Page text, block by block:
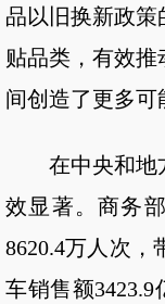
品以旧换新政
贴品类，有效
间创造了更多可
在中央和地
效显著。商务
8620.4万人次，
车销售额